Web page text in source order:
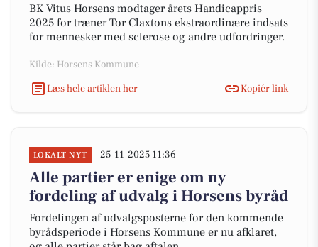
BK Vitus Horsens modtager årets Handicappris
2025 for træner Tor Claxtons ekstraordinære indsats
for mennesker med sclerose og andre udfordringer.
Kilde: Horsens Kommune
Læs hele artiklen her
Kopiér link
LOKALT NYT 25-11-2025 11:36
Alle partier er enige om ny
fordeling af udvalg i Horsens byråd
Fordelingen af udvalgsposterne for den kommende
byrådsperiode i Horsens Kommune er nu afklaret,